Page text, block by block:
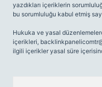
yazdıkları içeriklerin
bu sorumluluğu kabul etmiş
Hukuka ve yasal
içerikleri,
ilgili içerikler yasal süre